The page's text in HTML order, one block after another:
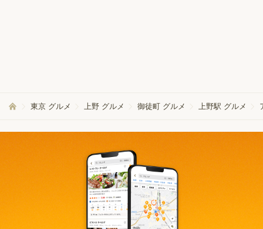
東京 グルメ 上野 グルメ 御徒町 グルメ 上野駅 グルメ